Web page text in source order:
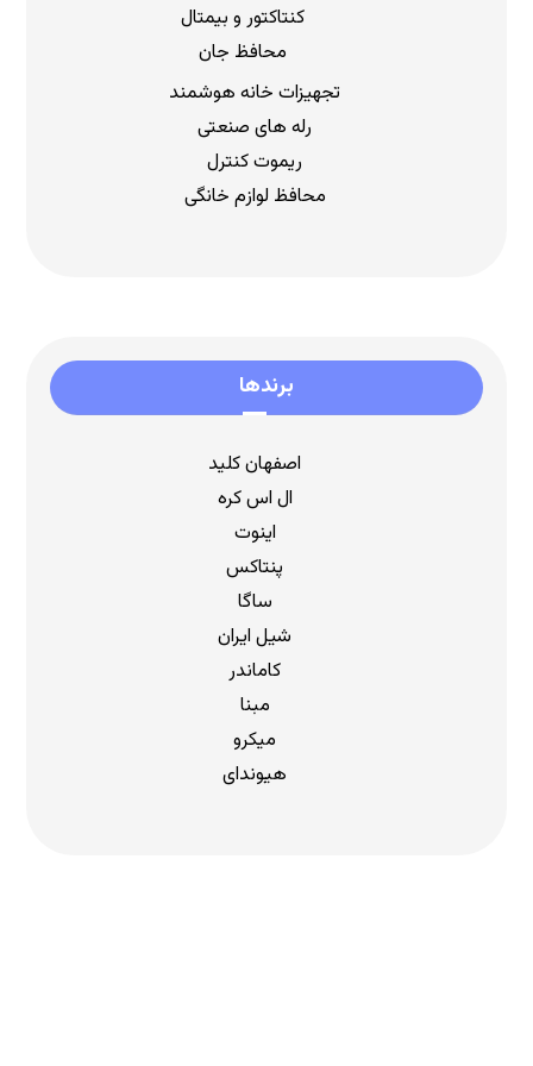
کنتاکتور و بیمتال
محافظ جان
تجهیزات خانه هوشمند
رله های صنعتی
ریموت کنترل
محافظ لوازم خانگی
برندها
اصفهان کلید
ال اس کره
اینوت
پنتاکس
ساگا
شیل ایران
کاماندر
مبنا
میکرو
هیوندای